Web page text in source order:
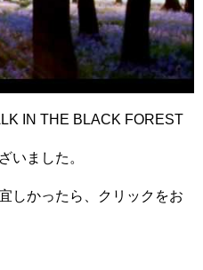
IN THE BLACK FOREST
いました。
しかったら、クリックをお